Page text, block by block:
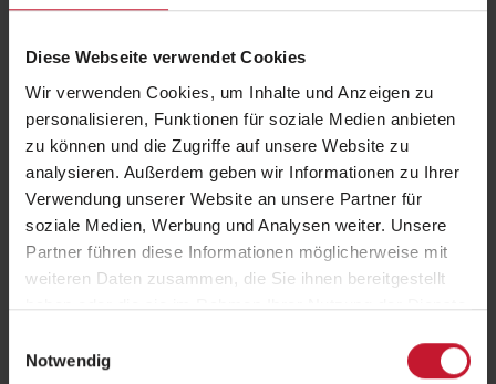
Diese Webseite verwendet Cookies
Wir verwenden Cookies, um Inhalte und Anzeigen zu
personalisieren, Funktionen für soziale Medien anbieten
zu können und die Zugriffe auf unsere Website zu
analysieren. Außerdem geben wir Informationen zu Ihrer
Verwendung unserer Website an unsere Partner für
soziale Medien, Werbung und Analysen weiter. Unsere
Partner führen diese Informationen möglicherweise mit
weiteren Daten zusammen, die Sie ihnen bereitgestellt
haben oder die sie im Rahmen Ihrer Nutzung der Dienste
Notwendig
Was macht ein Gesundheitscoach?
Gesundheitscoachs beraten ihre Kunden zur gesunden
Lebensführung. Durch den zielgerichteten Einsatz
gesundheitspsychologischer Techniken werden diese beim Aufbau
und der Beibehaltung eines gesundheitsförderlichen Lebensstils
unterstützt. Im Fokus stehen dabei das individuelle Bewegungs-,
Ernährungs- und Entspannungsverhalten. Um möglichst viele
Zielgruppen zu erreichen und deren gesundheitsbeeinflussenden
Lebensumstände hinreichend mitzuberücksichtigen, sind sie in der
Lage, gesundheitsfördernde Maßnahmen in den Handlungsfeldern
Bewegung, Ernährung und Stressbewältigung für verschiedene
Lebenswelten, wie z. B. KiTa, Schule, Betrieb oder Gemeinde, zu